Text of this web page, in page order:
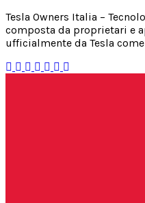
Tesla Owners Italia –
composta da proprietari e
ufficialmente da Tesla come